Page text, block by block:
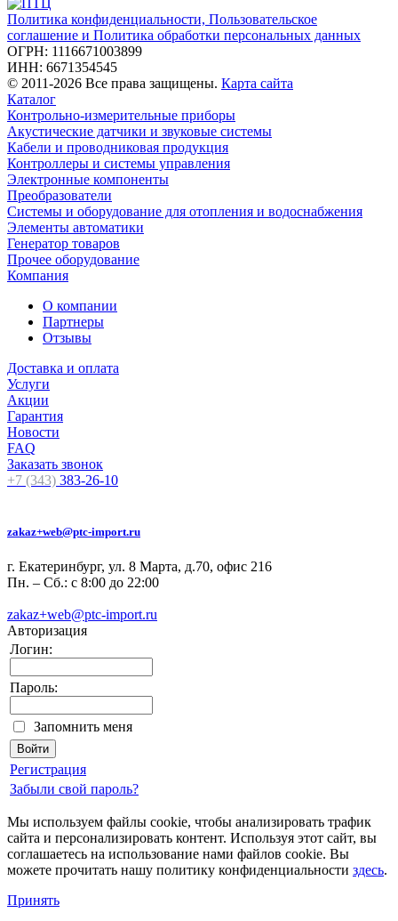
Политика конфиденциальности, Пользовательское
соглашение и Политика обработки персональных данных
ОГРН: 1116671003899
ИНН: 6671354545
© 2011-2026 Все права защищены. Карта сайта
Каталог
Контрольно-измерительные приборы
Акустические датчики и звуковые системы
Кабели и проводниковая продукция
Контроллеры и системы управления
Электронные компоненты
Преобразователи
Системы и оборудование для отопления и водоснабжения
Элементы автоматики
Генератор товаров
Прочее оборудование
Компания
О компании
Партнеры
Отзывы
Доставка и оплата
Услуги
Акции
Гарантия
Новости
FAQ
Заказать звонок
+7 (343) 383-26-10
zakaz+web@ptc-import.ru
г. Екатеринбург, ул. 8 Марта, д.70, офис 216
Пн. – Сб.: с 8:00 до 22:00
zakaz+web@ptc-import.ru
Авторизация
Логин:
Пароль:
Запомнить меня
Регистрация
Забыли свой пароль?
Мы используем файлы cookie, чтобы анализировать трафик
сайта и персонализировать контент. Используя этот сайт, вы
соглашаетесь на использование нами файлов cookie. Вы
можете прочитать нашу политику конфиденциальности здесь.
Принять